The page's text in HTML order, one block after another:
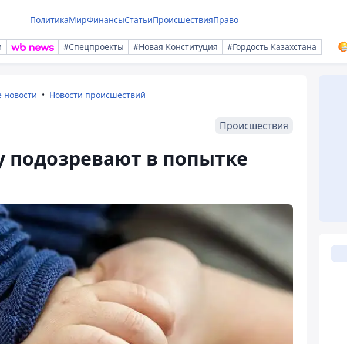
ПолитикаМирФинансыСтатьиПроисшествияПраво
#Спецпроекты #Новая Конституция #Гордость Казахстана
новости Новости происшествий
Происшествия
в попытке